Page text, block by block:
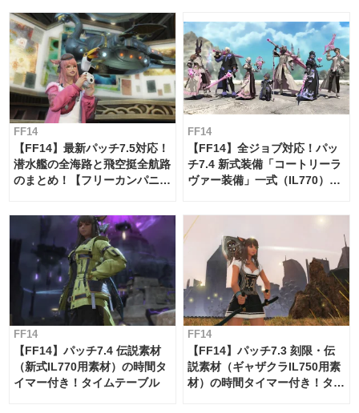
FF14
【FF14】最新パッチ7.5対応！
潜水艦の全海路と飛空挺全航路
のまとめ！【フリーカンパニ
FF14
【FF14】全ジョブ対応！パッ
チ7.4 新式装備「コートリーラ
ヴァー装備」一式（IL770）の
FF14
【FF14】パッチ7.4 伝説素材
（新式IL770用素材）の時間タ
イマー付き！タイムテーブル
FF14
【FF14】パッチ7.3 刻限・伝
説素材（ギャザクラIL750用素
材）の時間タイマー付き！タイ